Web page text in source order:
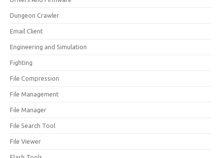
Dungeon Crawler
Email Client
Engineering and Simulation
Fighting
File Compression
File Management
File Manager
File Search Tool
File Viewer